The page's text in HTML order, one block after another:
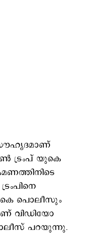
ട്രംപ് യുകെ
പൊലീസും
വിഡിയോ
പറയുന്നു.